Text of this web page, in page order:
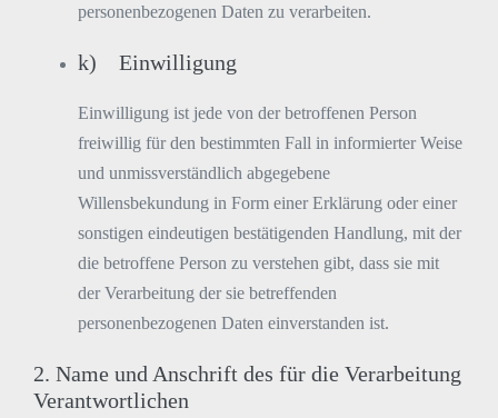
personenbezogenen Daten zu verarbeiten.
k) Einwilligung
Einwilligung ist jede von der betroffenen Person
freiwillig für den bestimmten Fall in informierter Weise
und unmissverständlich abgegebene
Willensbekundung in Form einer Erklärung oder einer
sonstigen eindeutigen bestätigenden Handlung, mit der
die betroffene Person zu verstehen gibt, dass sie mit
der Verarbeitung der sie betreffenden
personenbezogenen Daten einverstanden ist.
2. Name und Anschrift des für die Verarbeitung
Verantwortlichen